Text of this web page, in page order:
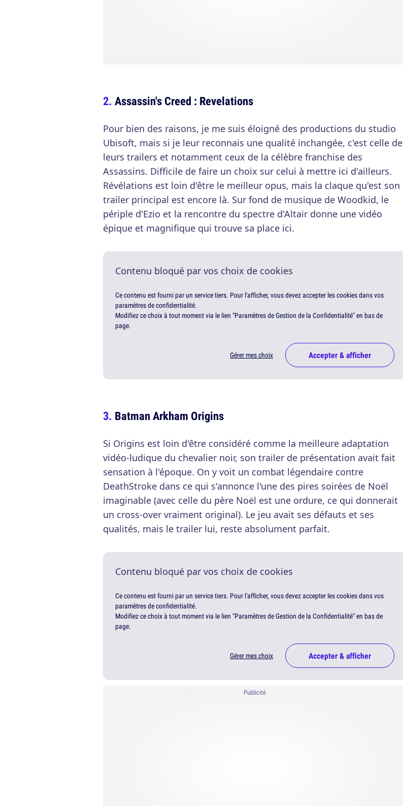
Assassin's Creed : Revelations
Pour bien des raisons, je me suis éloigné des productions du studio
Ubisoft, mais si je leur reconnais une qualité inchangée, c'est celle de
leurs trailers et notamment ceux de la célèbre franchise des
Assassins. Difficile de faire un choix sur celui à mettre ici d'ailleurs.
Révélations est loin d'être le meilleur opus, mais la claque qu'est son
trailer principal est encore là. Sur fond de musique de Woodkid, le
périple d'Ezio et la rencontre du spectre d'Altaïr donne une vidéo
épique et magnifique qui trouve sa place ici.
Contenu bloqué par vos choix de cookies
Ce contenu est fourni par un service tiers. Pour l'afficher, vous devez accepter les cookies dans vos
paramètres de confidentialité.
Modifiez ce choix à tout moment via le lien "Paramètres de Gestion de la Confidentialité" en bas de
page.
Gérer mes choix Accepter & afficher
Batman Arkham Origins
Si Origins est loin d'être considéré comme la meilleure adaptation
vidéo-ludique du chevalier noir, son trailer de présentation avait fait
sensation à l'époque. On y voit un combat légendaire contre
DeathStroke dans ce qui s'annonce l'une des pires soirées de Noël
imaginable (avec celle du père Noël est une ordure, ce qui donnerait
un cross-over vraiment original). Le jeu avait ses défauts et ses
qualités, mais le trailer lui, reste absolument parfait.
Contenu bloqué par vos choix de cookies
Ce contenu est fourni par un service tiers. Pour l'afficher, vous devez accepter les cookies dans vos
paramètres de confidentialité.
Modifiez ce choix à tout moment via le lien "Paramètres de Gestion de la Confidentialité" en bas de
page.
Gérer mes choix Accepter & afficher
Publicité